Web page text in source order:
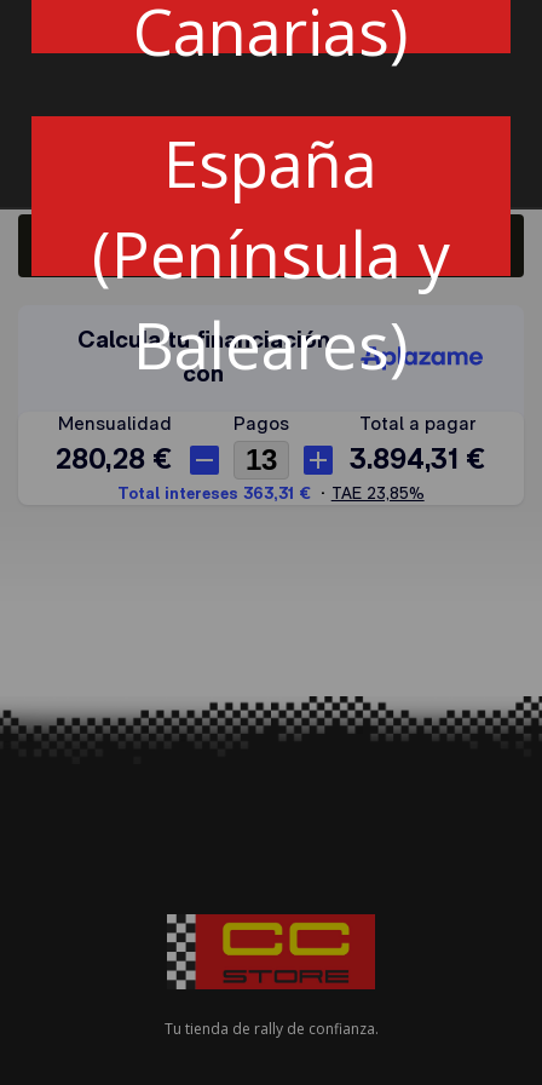
Canarias)
España
(Península y
Baleares)
Tapizado en velour y Airnet.
Añadir a la cesta
Tu tienda de rally de confianza.